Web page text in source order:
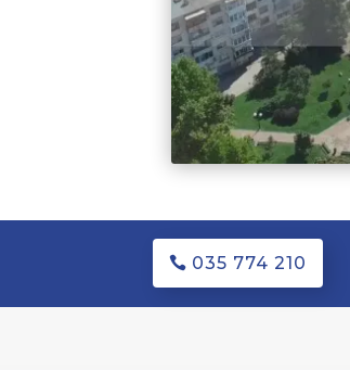
035 774 210